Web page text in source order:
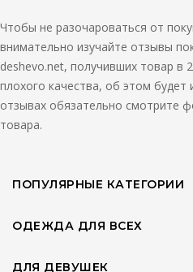
Чтобы не разочароваться от
внимательно изучайте отзывы
deshevo.net, получивших товар в
плохого качества, об этом будет
отзывах обязательно смотрите
товара.
ПОПУЛЯРНЫЕ КАТЕГОРИИ
ОДЕЖДА ДЛЯ ВСЕХ
ДЛЯ ДЕВУШЕК